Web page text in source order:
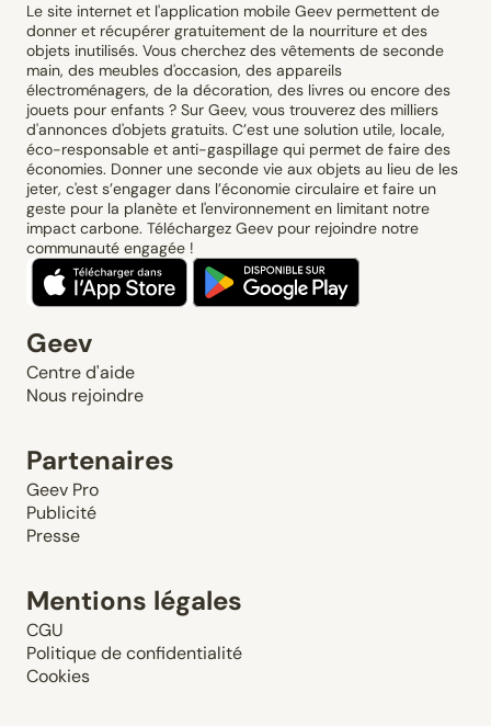
Le site internet et l'application mobile Geev permettent de
donner et récupérer gratuitement de la nourriture et des
objets inutilisés. Vous cherchez des vêtements de seconde
main, des meubles d'occasion, des appareils
électroménagers, de la décoration, des livres ou encore des
jouets pour enfants ? Sur Geev, vous trouverez des milliers
d'annonces d'objets gratuits. C’est une solution utile, locale,
éco-responsable et anti-gaspillage qui permet de faire des
économies. Donner une seconde vie aux objets au lieu de les
jeter, c'est s’engager dans l’économie circulaire et faire un
geste pour la planète et l'environnement en limitant notre
impact carbone. Téléchargez Geev pour rejoindre notre
communauté engagée !
Geev
Centre d'aide
Nous rejoindre
Partenaires
Geev Pro
Publicité
Presse
Mentions légales
CGU
Politique de confidentialité
Cookies